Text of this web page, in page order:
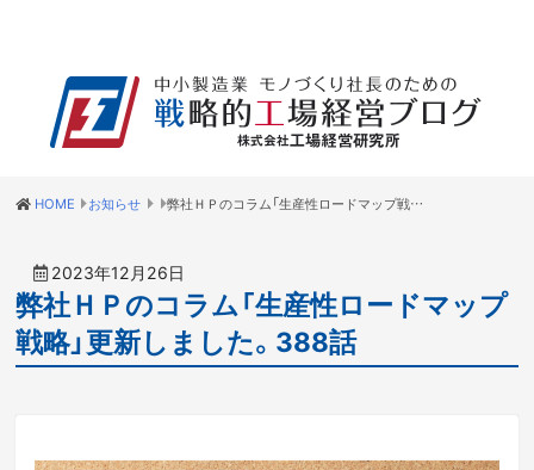
HOME お知らせ 弊社ＨＰのコラム「生産性ロードマップ戦略」更新しました。388話
2023年12月26日
弊社ＨＰのコラム「生産性ロードマップ
戦略」更新しました。388話